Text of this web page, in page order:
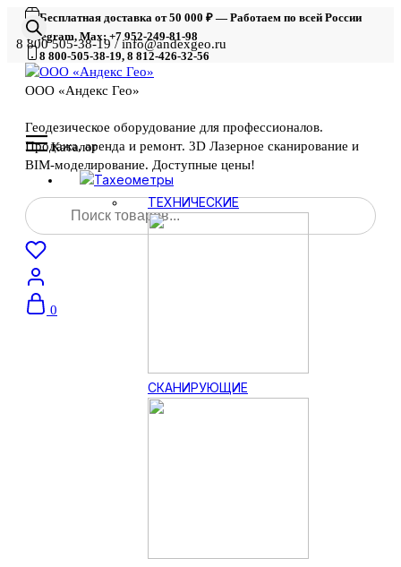
Бесплатная доставка от 50 000 ₽ — Работаем по всей России
Telegram, Max: +7 952-249-81-98
8 800-505-38-19, 8 812-426-32-56
8 800 505-38-19 / info@andexgeo.ru
ООО «Андекс Гео»
Геодезическое оборудование для профессионалов.
Продажа, аренда и ремонт. 3D Лазерное сканирование и
BIM-моделирование. Доступные цены!
Поиск
товаров
0
Каталог
Тахеометры
ТЕХНИЧЕСКИЕ
СКАНИРУЮЩИЕ